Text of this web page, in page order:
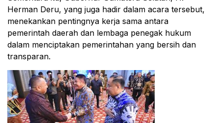
Herman Deru, yang juga hadir dalam acara tersebut,
menekankan pentingnya kerja sama antara
pemerintah daerah dan lembaga penegak hukum
dalam menciptakan pemerintahan yang bersih dan
transparan.